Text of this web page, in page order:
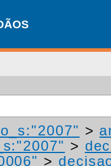
>
>
>